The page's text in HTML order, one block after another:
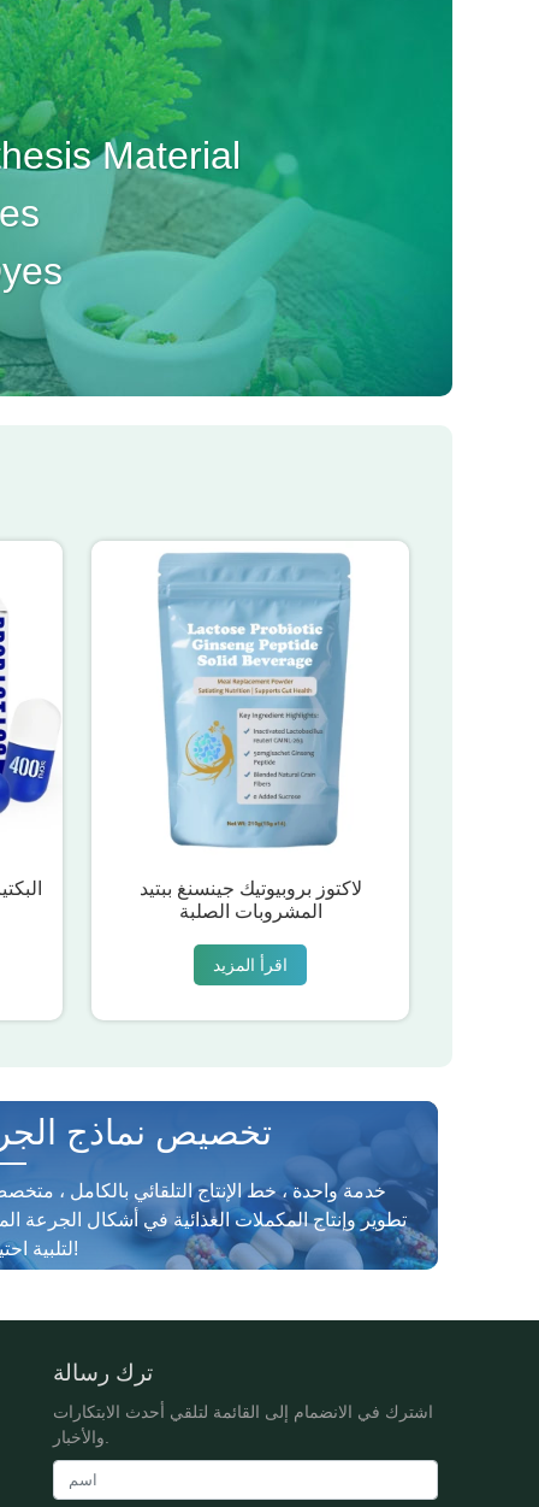
Material
لاكتوز بروبيوتيك جينسنغ ببتيد
المشروبات الصلبة
اقرأ المزيد
تخصيص نماذج
خدمة واحدة ، خط الإنتاج التلقائي بالكامل ،
تطوير وإنتاج المكملات الغذائية في أشكال الجرعة
لتلبية احتياجاتك!
ترك رسالة
اشترك في الانضمام إلى القائمة لتلقي أحدث الابتكارات